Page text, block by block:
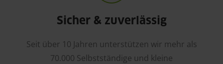
Sicher & zuverlässig
Seit über 10 Jahren unterstützen wir mehr als
70.000 Selbstständige und kleine